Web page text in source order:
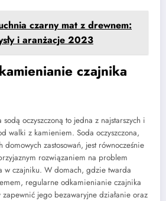
czarny mat z drewnem:
i aranżacje 2023
czajnika
oczyszczoną to jedna z najstarszych i
walki z kamieniem. Soda oczyszczona,
domowych zastosowań, jest równocześnie
rozwiązaniem na problem
w czajniku. W domach, gdzie twarda
regularne odkamienianie czajnika
jego bezawaryjne działanie oraz